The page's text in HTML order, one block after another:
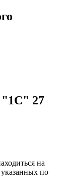
"1С" 27
на
указанных по